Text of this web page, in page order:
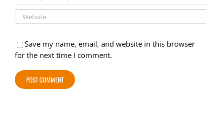
Save my name, email, and website in this browser
for the next time I comment.